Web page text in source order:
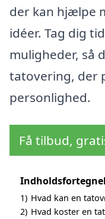
der kan hjælpe
idéer. Tag dig
muligheder, så
tatovering, der
personlighed.
Få tilbud,
1) Hvad kan en
2) Hvad koster en